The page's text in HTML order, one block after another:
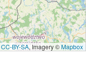
CC-BY-SA, Imagery ©Mapbox